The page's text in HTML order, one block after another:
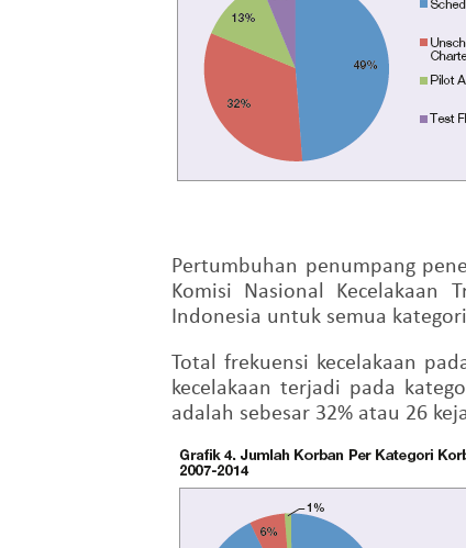
Pertumbuhan penumpang
Komisi Nasional Kecelakaan
Indonesia untuk semua
Total frekuensi kecelakaan
kecelakaan terjadi pada
adalah sebesar 32% atau 26